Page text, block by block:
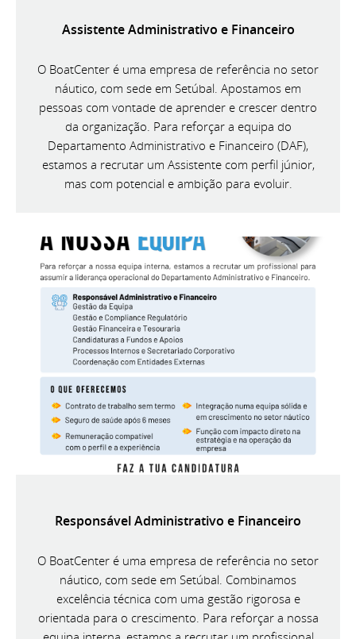
Assistente Administrativo e Financeiro
O BoatCenter é uma empresa de referência no setor
náutico, com sede em Setúbal. Apostamos em
pessoas com vontade de aprender e crescer dentro
da organização. Para reforçar a equipa do
Departamento Administrativo e Financeiro (DAF),
estamos a recrutar um Assistente com perfil júnior,
mas com potencial e ambição para evoluir.
Responsável Administrativo e Financeiro
O BoatCenter é uma empresa de referência no setor
náutico, com sede em Setúbal. Combinamos
excelência técnica com uma gestão rigorosa e
orientada para o crescimento. Para reforçar a nossa